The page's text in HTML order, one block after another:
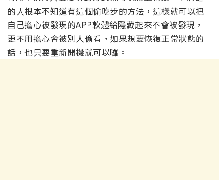
的人根本不知道有這個偷吃步的方法，這樣就可以把
自己擔心被發現的APP軟體給隱藏起來不會被發現，
更不用擔心會被別人偷看，如果想要恢復正常狀態的
話，也只要重新開機就可以囉。